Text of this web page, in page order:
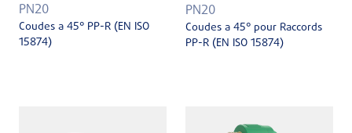
PN20
Coudes a 45° PP-R (EN ISO
15874)
PN20
Coudes a 45° pour Raccords
PP-R (EN ISO 15874)